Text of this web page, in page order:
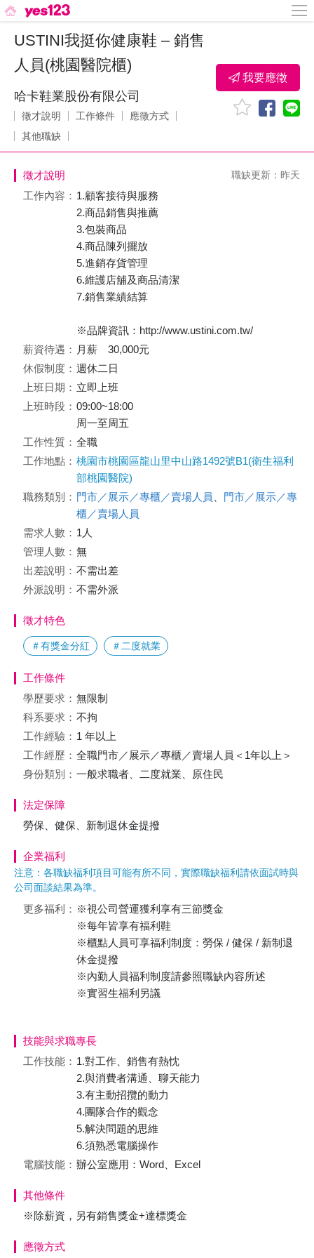
USTINI我挺你健康鞋 – 銷售
人員(桃園醫院櫃)
哈卡鞋業股份有限公司
徵才說明 工作條件
應徵方式
其他職缺
我要應徵
徵才說明 職缺更新：昨天
工作內容： 1.顧客接待與服務
2.商品銷售與推薦
3.包裝商品
4.商品陳列擺放
5.進銷存貨管理
6.維護店舖及商品清潔
7.銷售業績結算
※品牌資訊：http://www.ustini.com.tw/
薪資待遇： 月薪 30,000元
休假制度： 週休二日
上班日期： 立即上班
上班時段： 09:00~18:00
周一至周五
工作性質： 全職
工作地點： 桃園市桃園區龍山里中山路1492號B1(衛生福利
部桃園醫院)
職務類別： 門市／展示／專櫃／賣場人員
門市／展示／專
櫃／賣場人員
需求人數： 1人
管理人數： 無
出差說明： 不需出差
外派說明： 不需外派
徵才特色
＃有獎金分紅 ＃二度就業
工作條件
學歷要求： 無限制
科系要求： 不拘
工作經驗： 1 年以上
工作經歷： 全職門市／展示／專櫃／賣場人員＜1年以上＞
身份類別： 一般求職者、二度就業、原住民
法定保障
勞保、健保、新制退休金提撥
企業福利
注意：各職缺福利項目可能有所不同，實際職缺福利請依面試時與
公司面談結果為準。
更多福利： ※視公司營運獲利享有三節獎金
※每年皆享有福利鞋
※櫃點人員可享福利制度：勞保 / 健保 / 新制退
休金提撥
※內勤人員福利制度請參照職缺內容所述
※實習生福利另議
技能與求職專長
工作技能： 1.對工作、銷售有熱忱
2.與消費者溝通、聊天能力
3.有主動招攬的動力
4.團隊合作的觀念
5.解決問題的思維
6.須熟悉電腦操作
電腦技能： 辦公室應用：Word、Excel
其他條件
※除薪資，另有銷售獎金+達標獎金
應徵方式